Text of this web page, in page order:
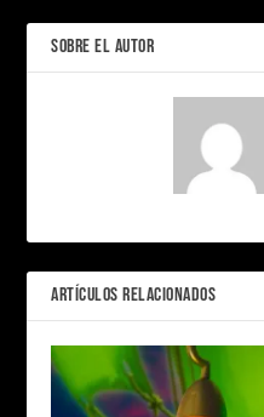
SOBRE EL AUTOR
ARTÍCULOS RELACIONADOS